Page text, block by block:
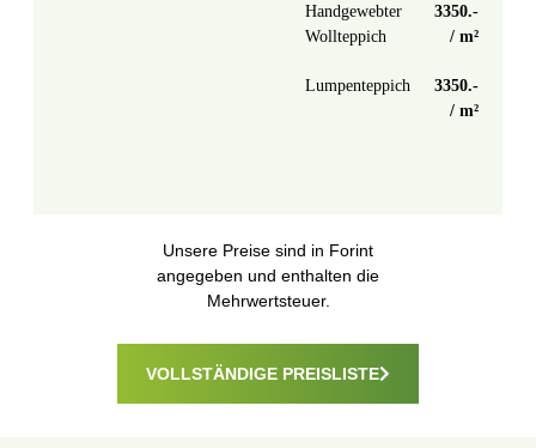
Handgewebter
Wollteppich
3350.-
/ m²
Lumpenteppich
3350.-
/ m²
Unsere Preise sind in Forint
angegeben und enthalten die
Mehrwertsteuer.
VOLLSTÄNDIGE PREISLISTE